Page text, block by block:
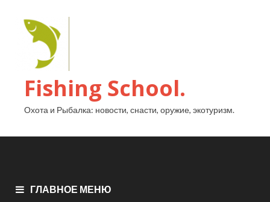
Fishing School.
Охота и Рыбалка: новости, снасти, оружие, экотуризм.
ГЛАВНОЕ МЕНЮ